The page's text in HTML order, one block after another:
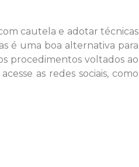
cautela e adotar técnicas
é uma boa alternativa para
procedimentos voltados ao
as redes sociais, como